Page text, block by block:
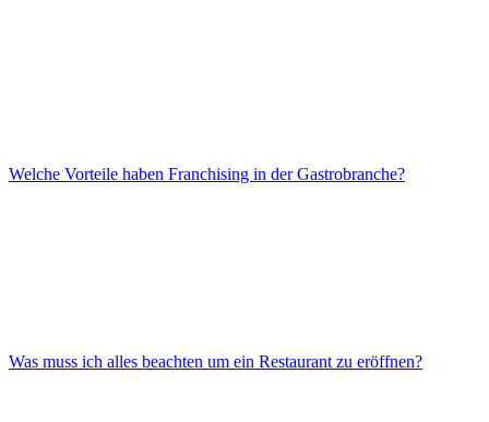
Welche Vorteile haben Franchising in der Gastrobranche?
Was muss ich alles beachten um ein Restaurant zu eröffnen?